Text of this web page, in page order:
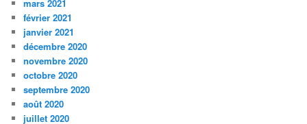
mars 2021
février 2021
janvier 2021
décembre 2020
novembre 2020
octobre 2020
septembre 2020
août 2020
juillet 2020